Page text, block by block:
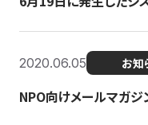
2020.06.05 お知
NPO向けメールマガ